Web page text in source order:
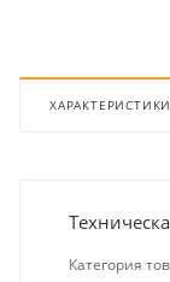
ХАРАКТЕРИСТИКИ
Категория